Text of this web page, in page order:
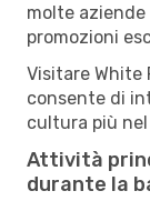
molte
promozioni
Visitare
consente di
cultura più
Attività
durante la